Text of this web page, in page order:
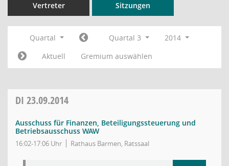
Vertreter Sitzungen
Quartal Quartal 3
2014
Aktuell
Gremium auswählen
DI 23.09.2014
Ausschuss für Finanzen, Beteiligungssteuerung und
Betriebsausschuss WAW
16:02-17:06 Uhr Rathaus Barmen, Ratssaal